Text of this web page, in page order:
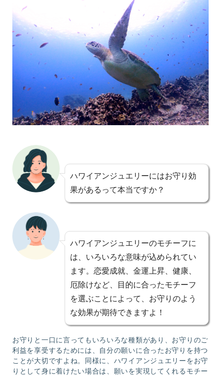
ハワイアンジュエリーにはお守り効
果があるって本当ですか？
ハワイアンジュエリーのモチーフに
は、いろいろな意味が込められてい
ます。恋愛成就、金運上昇、健康、
厄除けなど、目的に合ったモチーフ
を選ぶことによって、お守りのよう
な効果が期待できますよ！
お守りと一口に言ってもいろいろな種類があり、お守りのご
利益を享受するためには、自分の願いに合ったお守りを持つ
ことが大切ですよね。同様に、ハワイアンジュエリーをお守
りとして身に着けたい場合は、願いを実現してくれるモチー